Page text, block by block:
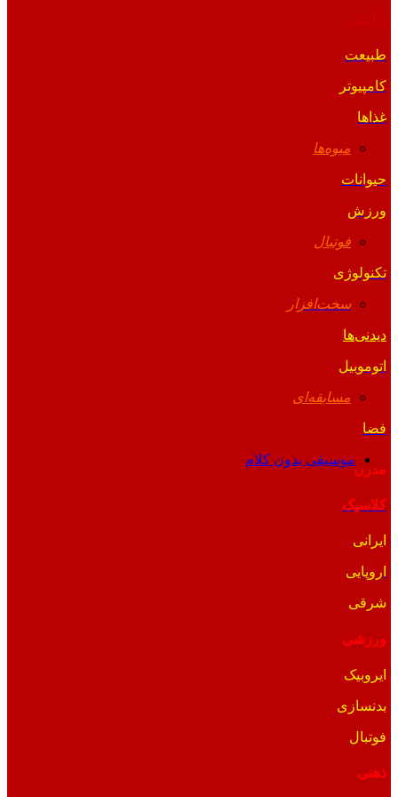
طبیعت
کامپیوتر
غذاها
میوه‌ها
حیوانات
ورزش
فوتبال
تکنولوژی
سخت‌افزار
دیدنی‌ها
اتوموبیل
مسابقه‌ای
فضا
موسیقی بدون کلام
مدرن
کلاسیک
ایرانی
اروپایی
شرقی
ورزشی
ایروبیک
بدنسازی
فوتبال
ذهنی